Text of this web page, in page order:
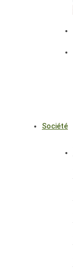
Société